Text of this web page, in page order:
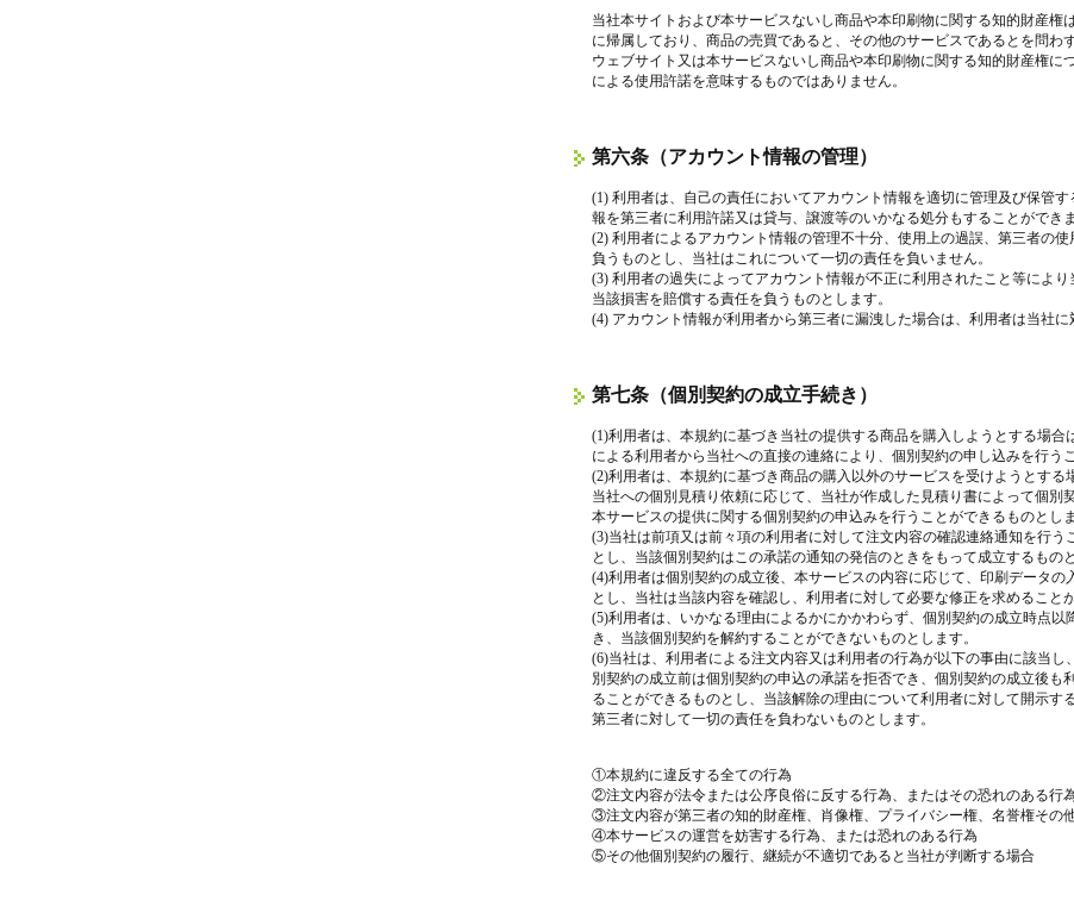
当社本サイトおよび本サービスないし商品や本印刷物に関する知的財産
に帰属しており、商品の売買であると、その他のサービスであるとを問わ
ウェブサイト又は本サービスないし商品や本印刷物に関する知的財産権
による使用許諾を意味するものではありません。
第六条（アカウント情報の管理）
(1) 利用者は、自己の責任においてアカウント情報を適切に管理及び保管
報を第三者に利用許諾又は貸与、譲渡等のいかなる処分もすることができま
(2) 利用者によるアカウント情報の管理不十分、使用上の過誤、第三者の
負うものとし、当社はこれについて一切の責任を負いません。
(3) 利用者の過失によってアカウント情報が不正に利用されたこと等によ
当該損害を賠償する責任を負うものとします。
(4) アカウント情報が利用者から第三者に漏洩した場合は、利用者は当社に
第七条（個別契約の成立手続き）
(1)利用者は、本規約に基づき当社の提供する商品を購入しようとする場
による利用者から当社への直接の連絡により、個別契約の申し込みを行う
(2)利用者は、本規約に基づき商品の購入以外のサービスを受けようとする
当社への個別見積り依頼に応じて、当社が作成した見積り書によって個別
本サービスの提供に関する個別契約の申込みを行うことができるものとしま
(3)当社は前項又は前々項の利用者に対して注文内容の確認連絡通知を行
とし、当該個別契約はこの承諾の通知の発信のときをもって成立するものと
(4)利用者は個別契約の成立後、本サービスの内容に応じて、印刷データ
とし、当社は当該内容を確認し、利用者に対して必要な修正を求めること
(5)利用者は、いかなる理由によるかにかかわらず、個別契約の成立時点
き、当該個別契約を解約することができないものとします。
(6)当社は、利用者による注文内容又は利用者の行為が以下の事由に該当
別契約の成立前は個別契約の申込の承諾を拒否でき、個別契約の成立後
ることができるものとし、当該解除の理由について利用者に対して開示
第三者に対して一切の責任を負わないものとします。
①本規約に違反する全ての行為
②注文内容が法令または公序良俗に反する行為、またはその恐れのある行
③注文内容が第三者の知的財産権、肖像権、プライバシー権、名誉権その
④本サービスの運営を妨害する行為、または恐れのある行為
⑤その他個別契約の履行、継続が不適切であると当社が判断する場合